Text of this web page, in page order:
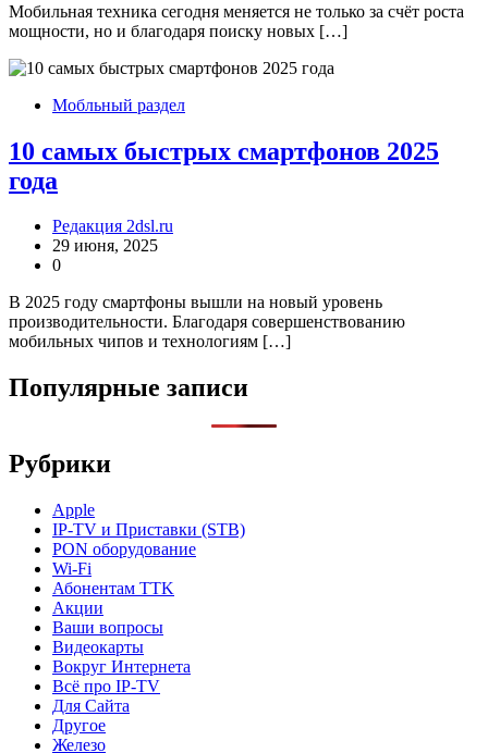
Мобильная техника сегодня меняется не только за счёт роста
мощности, но и благодаря поиску новых […]
Мобльный раздел
10 самых быстрых смартфонов 2025
года
Редакция 2dsl.ru
29 июня, 2025
0
В 2025 году смартфоны вышли на новый уровень
производительности. Благодаря совершенствованию
мобильных чипов и технологиям […]
Популярные записи
Рубрики
Apple
IP-TV и Приставки (STB)
PON оборудование
Wi-Fi
Абонентам TTK
Акции
Ваши вопросы
Видеокарты
Вокруг Интернета
Всё про IP-TV
Для Сайта
Другое
Железо